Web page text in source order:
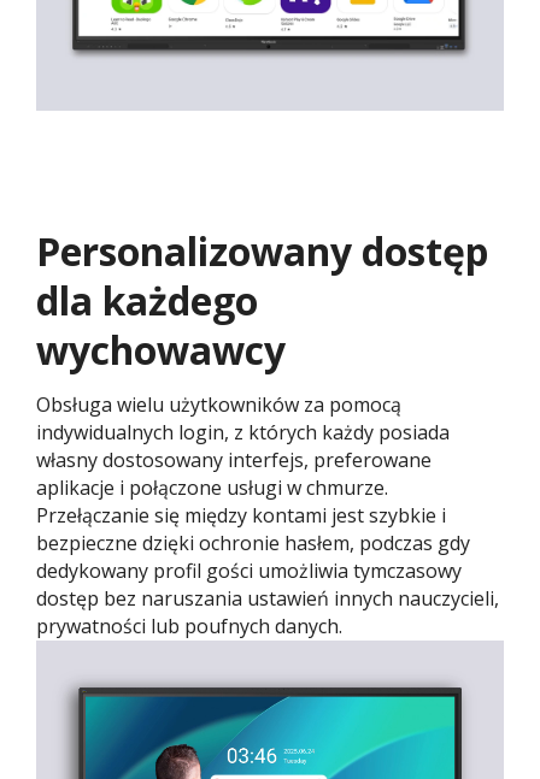
Personalizowany dostęp
dla każdego
wychowawcy
Obsługa wielu użytkowników za pomocą
indywidualnych login, z których każdy posiada
własny dostosowany interfejs, preferowane
aplikacje i połączone usługi w chmurze.
Przełączanie się między kontami jest szybkie i
bezpieczne dzięki ochronie hasłem, podczas gdy
dedykowany profil gości umożliwia tymczasowy
dostęp bez naruszania ustawień innych nauczycieli,
prywatności lub poufnych danych.